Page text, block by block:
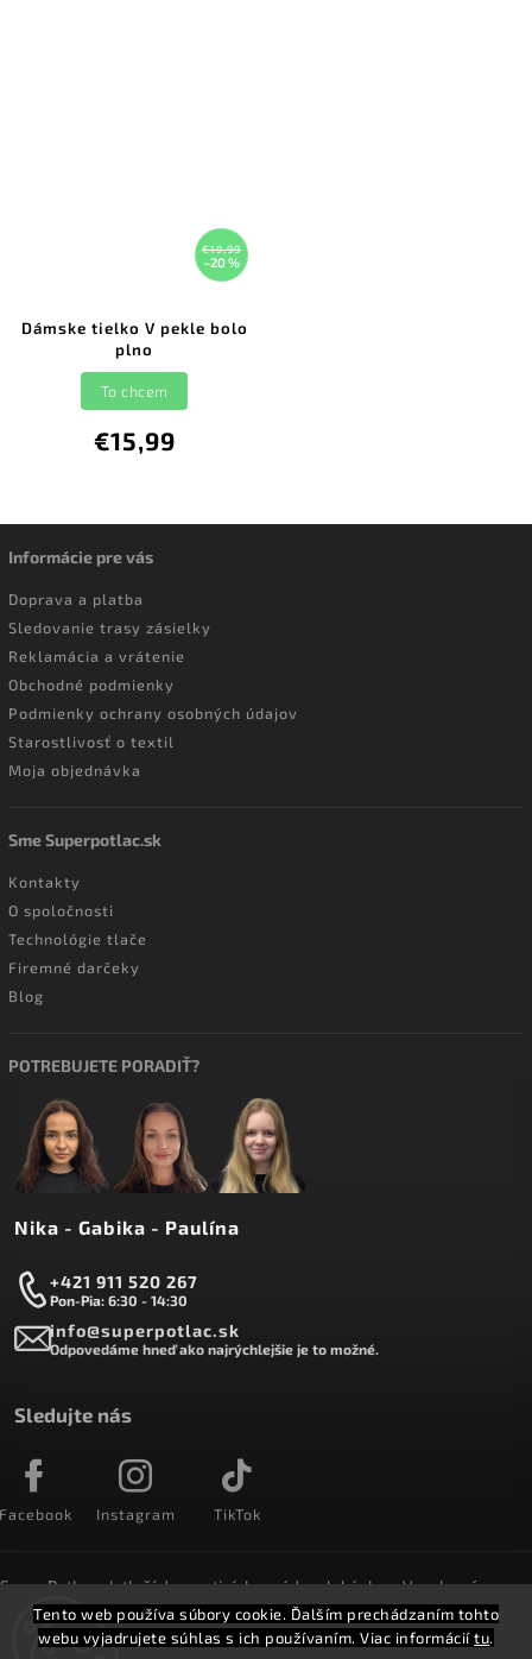
Tento web používa súbory cookie. Ďalším prechádzaním tohto
webu vyjadrujete súhlas s ich používaním. Viac informáciítu.
€19,99
–20 %
Dámske tielko V pekle bolo
plno
€15,99
To chcem
Informácie pre vás
Doprava a platba
Sledovanie trasy zásielky
Reklamácia a vrátenie
Obchodné podmienky
Podmienky ochrany osobných údajov
Starostlivosť o textil
Moja objednávka
Sme Superpotlac.sk
Kontakty
O spoločnosti
Technológie tlače
Firemné darčeky
Blog
POTREBUJETE PORADIŤ?
Nika - Gabika - Paulína
+421 911 520 267
Pon-Pia: 6:30 - 14:30
info@superpotlac.sk
Odpovedáme hneď ako najrýchlejšie je to možné.
Sledujte nás
Instagram TikTok
SuperPotlac.sk tlačí denne tisícky módnych kúskov. Vyrobené na
Slovensku a doručované do celého sveta :)